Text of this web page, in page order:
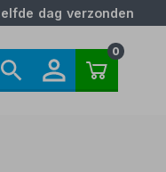
dag verzonden
0